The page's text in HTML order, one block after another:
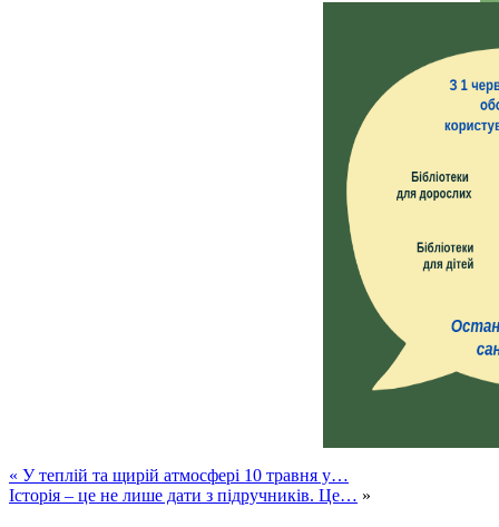
« У теплій та щирій атмосфері 10 травня у…
Історія – це не лише дати з підручників. Це… »